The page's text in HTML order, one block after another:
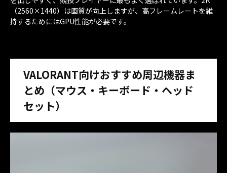
（2560×1440）は画質が向上しますが、高フレームレートを維
持するためにはGPU性能が必要です。
VALORANT向けおすすめ周辺機器ま
とめ（マウス・キーボード・ヘッド
セット）